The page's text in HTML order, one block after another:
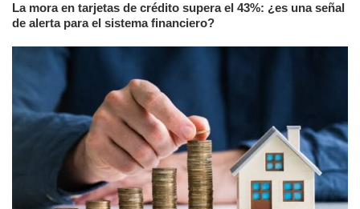
La mora en tarjetas de crédito supera el 43%: ¿es una señal
de alerta para el sistema financiero?